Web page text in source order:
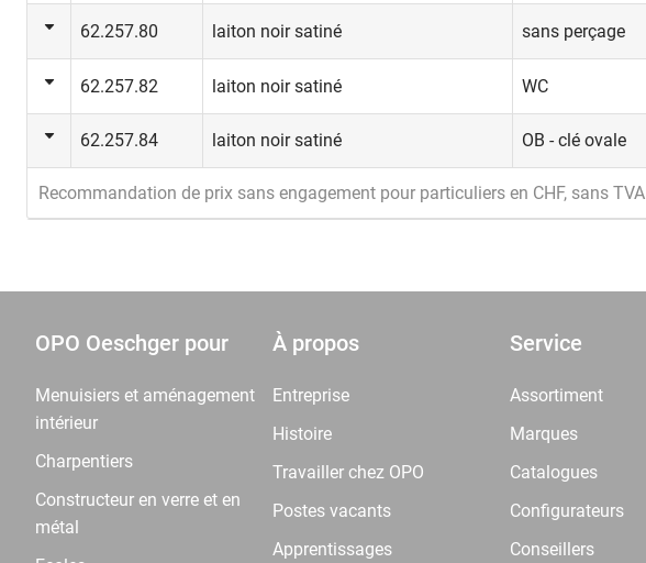
62.257.80 laiton noir satiné sans perçage
62.257.82 laiton noir satiné WC
62.257.84 laiton noir satiné OB - clé ovale
Recommandation de prix sans engagement pour particuliers en CHF, sans TVA
OPO Oeschger pour
Menuisiers et aménagement
intérieur
Charpentiers
Constructeur en verre et en
métal
À propos
Entreprise
Histoire
Travailler chez OPO
Postes vacants
Apprentissages
Service
Assortiment
Marques
Catalogues
Configurateurs
Conseillers